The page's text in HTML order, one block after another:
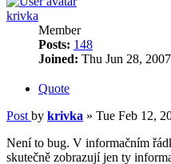
krivka
Member
Posts: 148
Joined: Thu Jun 28,
Quote
Post by krivka » Tue Feb 12,
Není to bug. V informačním
skutečně zobrazují jen ty